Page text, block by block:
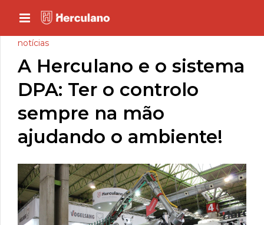
notícias
A Herculano e o sistema
DPA: Ter o controlo
sempre na mão
ajudando o ambiente!